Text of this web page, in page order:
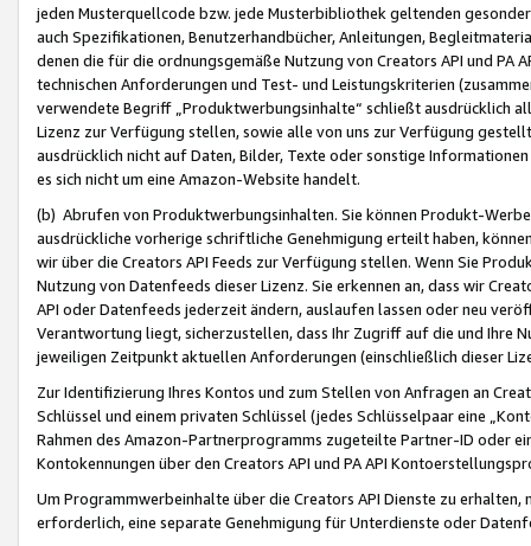
jeden Musterquellcode bzw. jede Musterbibliothek geltenden
auch Spezifikationen, Benutzerhandbücher, Anleitungen,
denen die für die ordnungsgemäße Nutzung von Creators API und PA
technischen Anforderungen und Test- und Leistungskriterien
verwendete Begriff „Produktwerbungsinhalte“ schließt ausdrücklich
Lizenz zur Verfügung stellen, sowie alle von uns zur Verfügung
ausdrücklich nicht auf Daten, Bilder, Texte oder sonstige
es sich nicht um eine Amazon-Website handelt.
(b) Abrufen von Produktwerbungsinhalten. Sie können Produkt-
ausdrückliche vorherige schriftliche Genehmigung erteilt haben,
wir über die Creators API Feeds zur Verfügung stellen. Wenn Sie
Nutzung von Datenfeeds dieser Lizenz. Sie erkennen an, dass wir
API oder Datenfeeds jederzeit ändern, auslaufen lassen oder neu
Verantwortung liegt, sicherzustellen, dass Ihr Zugriff auf die und Ihre
jeweiligen Zeitpunkt aktuellen Anforderungen (einschließlich dieser
Zur Identifizierung Ihres Kontos und zum Stellen von Anfragen an
Schlüssel und einem privaten Schlüssel (jedes Schlüsselpaar eine
Rahmen des Amazon-Partnerprogramms zugeteilte Partner-ID oder
Kontokennungen über den Creators API und PA API
Um Programmwerbeinhalte über die Creators API Dienste zu
erforderlich, eine separate Genehmigung für Unterdienste oder